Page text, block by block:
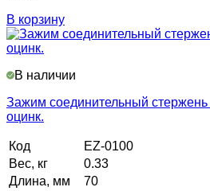
В корзину
В наличии
Зажим соединительный
оцинк.
Код
EZ-0100
Вес, кг
0.33
Длина, мм
70